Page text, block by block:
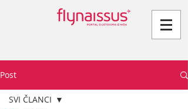
Post
SVI ČLANCI